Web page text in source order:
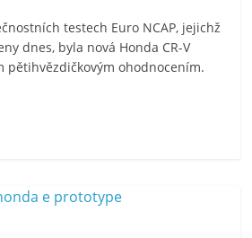
testech Euro NCAP, jejichž
dnes, byla nová Honda CR-V
pětihvězdičkovým ohodnocením.